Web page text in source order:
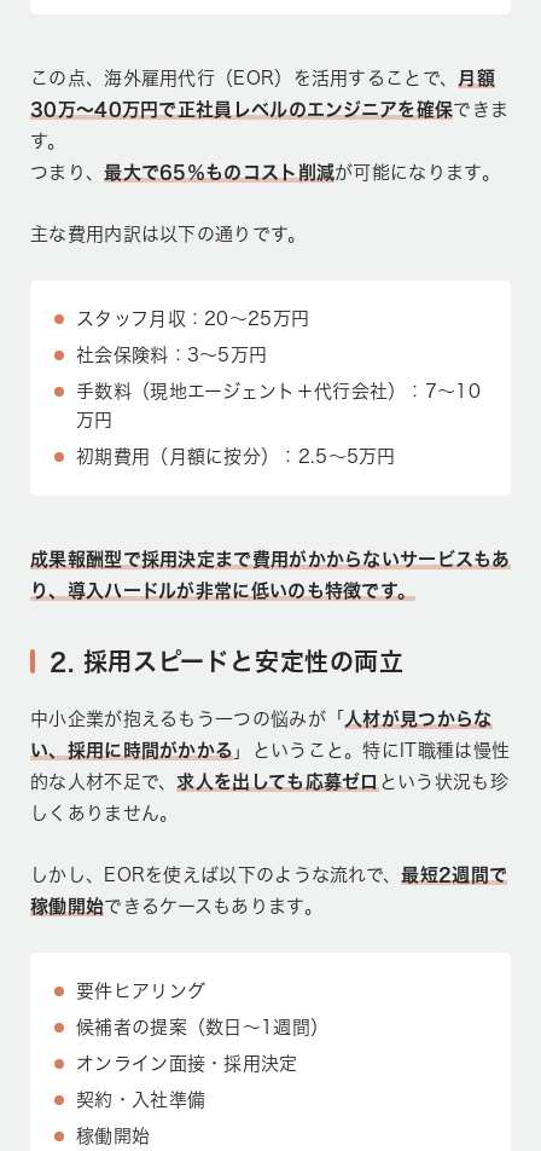
この点、海外雇用代行（EOR）を活用することで、
月額
30万〜40万円で正社員レベルのエンジニアを確保できま
す。
つまり、最大で65％ものコスト削減が可能になります。
主な費用内訳は以下の通りです。
スタッフ月収：20〜25万円
社会保険料：3〜5万円
手数料（現地エージェント＋代行会社）：7〜10
万円
初期費用（月額に按分）：2.5〜5万円
成果報酬型で採用決定まで費用がかからないサービスもあ
り、導入ハードルが非常に低いのも特徴です。
2. 採用スピードと安定性の両立
中小企業が抱えるもう一つの悩みが「 人材が見つからな
い、採用に時間がかかる 」ということ。特にIT職種は慢性
的な人材不足で、 求人を出しても応募ゼロ という状況も珍
しくありません。
しかし、EORを使えば以下のような流れで、最短2週間で
稼働開始できるケースもあります。
要件ヒアリング
候補者の提案（数日〜1週間）
オンライン面接・採用決定
契約・入社準備
稼働開始